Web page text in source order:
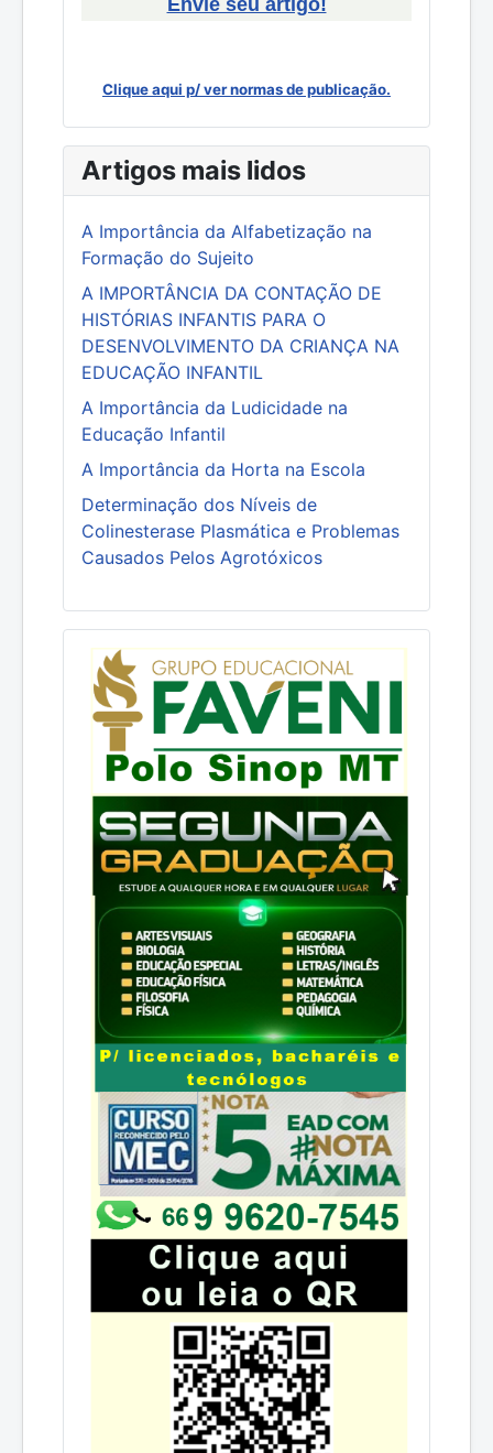
Clique aqui p/ ver normas de publicação.
Artigos mais lidos
A Importância da Alfabetização na
Formação do Sujeito
A IMPORTÂNCIA DA CONTAÇÃO DE
HISTÓRIAS INFANTIS PARA O
DESENVOLVIMENTO DA CRIANÇA NA
EDUCAÇÃO INFANTIL
A Importância da Ludicidade na
Educação Infantil
A Importância da Horta na Escola
Determinação dos Níveis de
Colinesterase Plasmática e Problemas
Causados Pelos Agrotóxicos